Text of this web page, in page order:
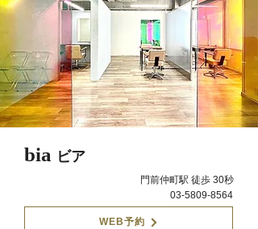
bia ビア
門前仲町駅 徒歩 30秒
03-5809-8564
WEB予約